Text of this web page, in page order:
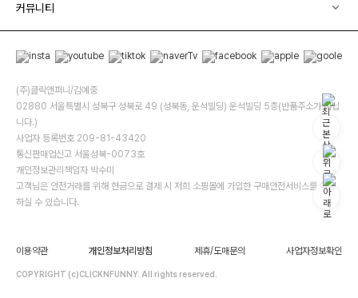
커뮤니티
(주)클릭앤퍼니/김예중
02880 서울특별시 성북구 성북로 49 (성북동, 운석빌딩) 운석빌딩 5층(반품주소가 아닙
니다.)
사업자 등록번호 209-81-43420
통신판매업신고 서울성북-0073호
개인정보관리책임자 박수미
고객님은 안전거래를 위해 현금으로 결제 시 저희 소핑몰에 가입한 구매안전서비스를 이용
하실 수 있습니다.
이용약관 개인정보처리방침 제휴/도매문의 사업자정보확인
COPYRIGHT (c)CLICKNFUNNY. All rights reserved.